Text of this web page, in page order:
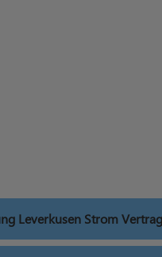
Leverkusen Strom